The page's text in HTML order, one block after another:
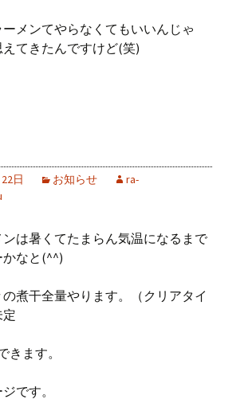
メンてやらなくてもいいんじゃ
てきたんですけど(笑)
日 お知らせ
ra-
は暑くてたまらん気温になるまで
なと(^^)
煮干全量やります。（クリアタイ
きます。
です。